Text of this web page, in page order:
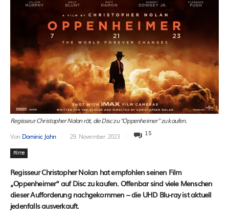
Regisseur Christopher Nolan rät, die Disc zu "Oppenheimer" zu kaufen.
Von Dominic Jahn 29. November 2023 15
Filme
Regisseur Christopher Nolan hat empfohlen seinen Film
„Oppenheimer“ auf Disc zu kaufen. Offenbar sind viele Menschen
dieser Aufforderung nachgekommen – die UHD Blu-ray ist aktuell
jedenfalls ausverkauft.